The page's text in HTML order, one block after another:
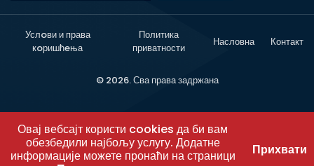
Услoви и права
кoришћeња
Политика
приватности
Насловна Контакт
© 2026. Сва права задржана
Овај вебсајт користи cookies да би вам
обезбедили најбољу услугу. Додатне
информације можете пронаћи на страници
Прихвати